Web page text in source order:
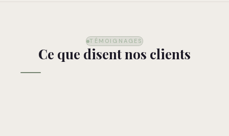
TÉMOIGNAGES
Ce que disent nos clients